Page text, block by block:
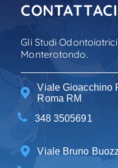
CONTATTACI
Gli Studi
Monterotondo.
Viale Gioacchino
Roma RM
348 3505691
Viale Bruno